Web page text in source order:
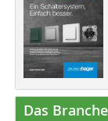
Das